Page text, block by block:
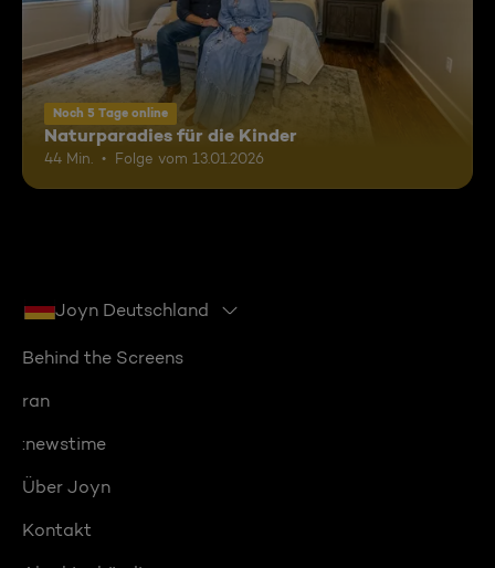
Noch 5 Tage online
Naturparadies für die Kinder
44 Min. Folge vom 13.01.2026
Joyn Deutschland
Behind the Screens
ran
:newstime
Über Joyn
Kontakt